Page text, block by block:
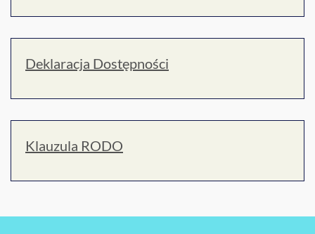
Deklaracja Dostępności
Klauzula RODO